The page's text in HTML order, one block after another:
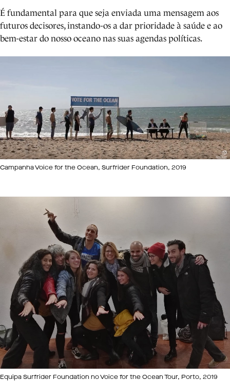
É fundamental para que seja enviada uma mensagem aos
futuros decisores, instando-os a dar prioridade à saúde e ao
bem-estar do nosso oceano nas suas agendas políticas.
Campanha Voice for the Ocean, Surfrider Foundation, 2019
Equipa Surfrider Foundation no Voice for the Ocean Tour, Porto, 2019